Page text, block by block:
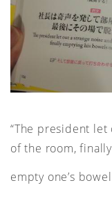
“The president let
of the room, finally
empty one’s